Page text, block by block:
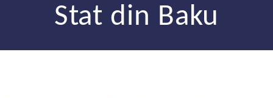
Stat din Baku